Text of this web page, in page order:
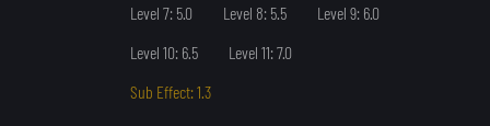
Level 7: 5.0
Level 8: 5.5
Level 9: 6.0
Level 10: 6.5
Level 11: 7.0
Sub Effect: 1.3